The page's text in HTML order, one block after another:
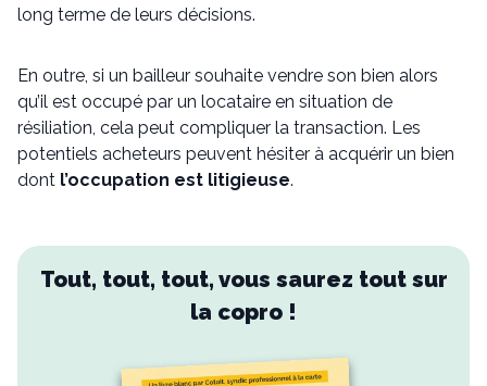
long terme de leurs décisions.
En outre, si un bailleur souhaite vendre son bien alors
qu’il est occupé par un locataire en situation de
résiliation, cela peut compliquer la transaction. Les
potentiels acheteurs peuvent hésiter à acquérir un bien
dont l’occupation est litigieuse.
Tout, tout, tout, vous saurez tout sur
la copro !